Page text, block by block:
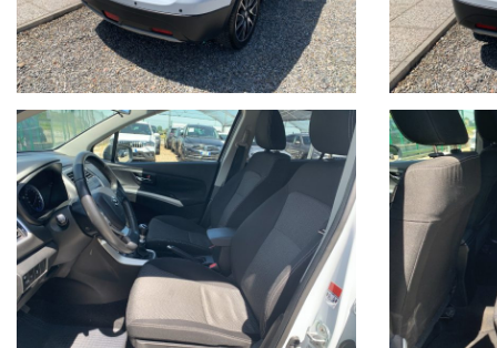
Auto Italia si scusa per eventuali imprecisioni dovessero
gradito un contatto telefonico per ottenere conferma su